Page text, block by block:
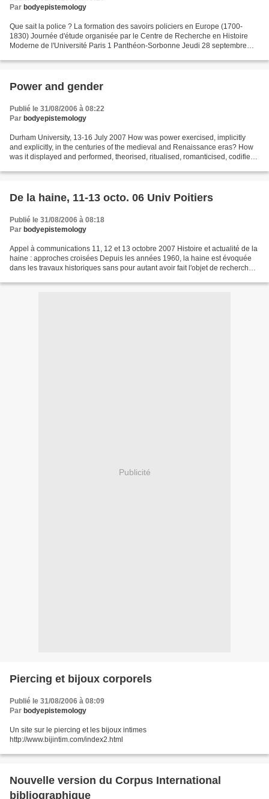
Par bodyepistemology
Que sait la police ? La formation des savoirs policiers en Europe (1700-
1830) Journée d'étude organisée par le Centre de Recherche en Histoire
Moderne de l'Université Paris 1 Panthéon-Sorbonne Jeudi 28 septembre
Power and gender
Publié le 31/08/2006 à 08:22
Par bodyepistemology
Durham University, 13-16 July 2007 How was power exercised, implicitly
and explicitly, in the centuries of the medieval and Renaissance eras? How
was it displayed and performed, theorised, ritualised, romanticised, codified,
De la haine, 11-13 octo. 06 Univ Poitiers
Publié le 31/08/2006 à 08:18
Par bodyepistemology
Appel à communications 11, 12 et 13 octobre 2007 Histoire et actualité de la
haine : approches croisées Depuis les années 1960, la haine est évoquée
dans les travaux historiques sans pour autant avoir fait l'objet de recherches
Publicité
Piercing et bijoux corporels
Publié le 31/08/2006 à 08:09
Par bodyepistemology
Un site sur le piercing et les bijoux intimes
http://www.bijintim.com/index2.html
Nouvelle version du Corpus International
bibliographique